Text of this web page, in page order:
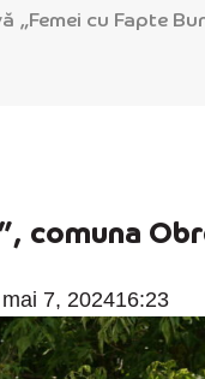
„Femei cu Fapte
comuna
mai 7, 202416:23